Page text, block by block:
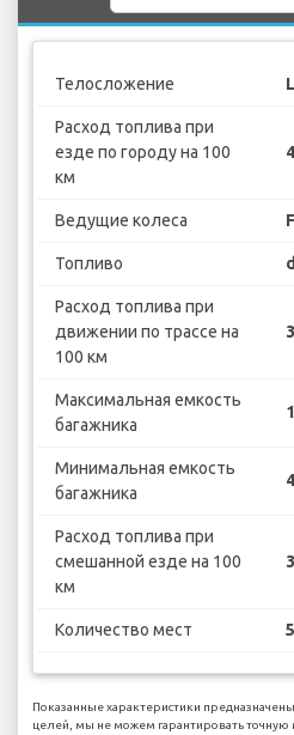
Телосложение
Расход топлива при
езде по городу на 100
км
Ведущие колеса
Топливо
Расход топлива при
движении по трассе на
100 км
Максимальная емкость
багажника
Минимальная емкость
багажника
Расход топлива при
смешанной езде на 100
км
Количество мест 5
Показанные характеристики
целей, мы не можем гарантировать